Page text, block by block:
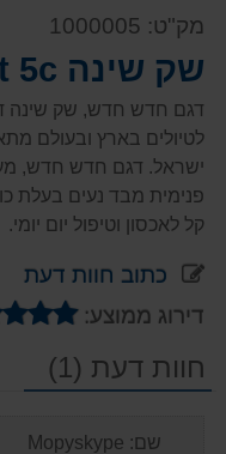
מק"ט: 1000005
שק שינה Deuter Orbit 5c
לטיולים בארץ ובעולם
ישראל. דגם חדש חדש,
פנימית מבד נעים בעלת
קל לאכסון וטיפול יום יומי.
כתוב חוות דעת
דירוג ממוצע:
חוות דעת (1)
שם:
Mopyskype